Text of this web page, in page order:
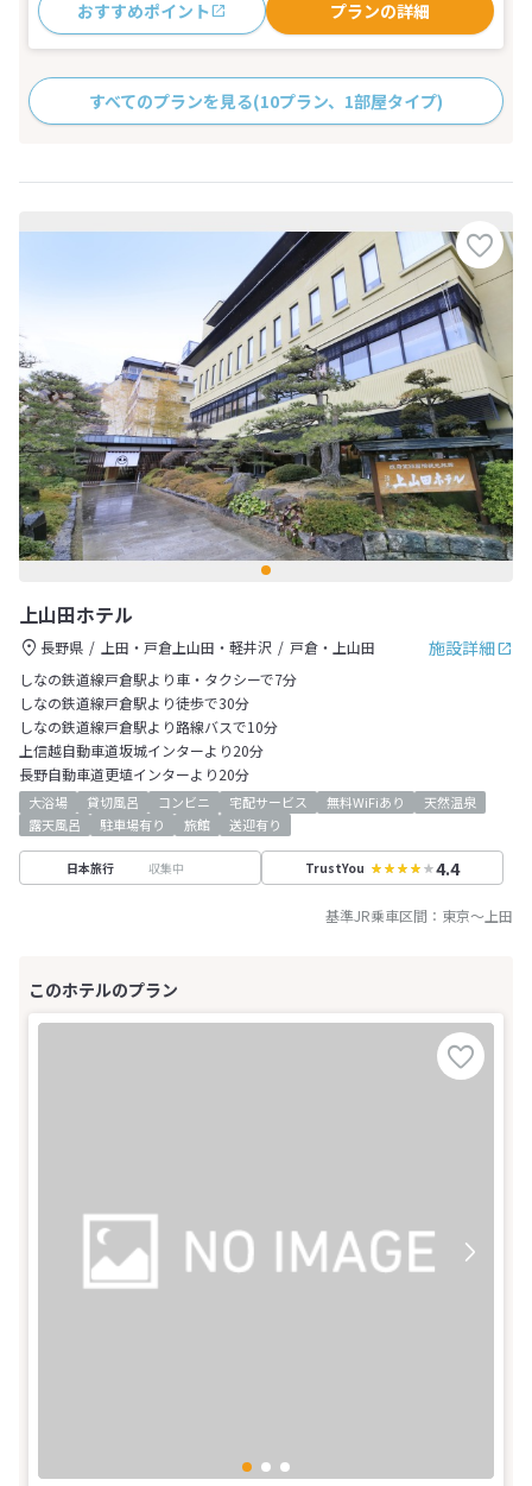
おすすめポイント プランの詳細
すべてのプランを見る(10プラン、1部屋タイプ)
上山田ホテル
施設詳細
長野県 上田・戸倉上山田・軽井沢
戸倉・上山田
しなの鉄道線戸倉駅より車・タクシーで7分
しなの鉄道線戸倉駅より徒歩で30分
しなの鉄道線戸倉駅より路線バスで10分
上信越自動車道坂城インターより20分
長野自動車道更埴インターより20分
大浴場 貸切風呂 コンビニ 宅配サービス 無料WiFiあり
天然温泉
露天風呂
駐車場有り 旅館 送迎有り
日本旅行 収集中 TrustYou 4.4
基準JR乗車区間： 東京～ 上田